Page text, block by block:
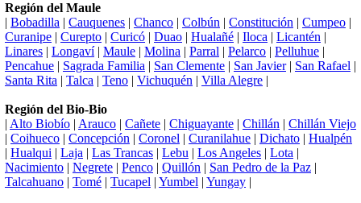
Región del Maule
| Bobadilla | Cauquenes | Chanco | Colbún | Constitución | Cumpeo |
Curanipe | Curepto | Curicó | Duao | Hualañé | Iloca | Licantén |
Linares | Longaví| Maule | Molina | Parral | Pelarco | Pelluhue |
Pencahue | Sagrada Familia | San Clemente | San Javier| San Rafael |
Santa Rita | Talca | Teno | Vichuquén | Villa Alegre |
Región del Bio-Bio
| Alto Biobío | Arauco | Cañete | Chiguayante | Chillán | Chillán Viejo
| Coihueco | Concepción | Coronel | Curanilahue | Dichato | Hualpén
| Hualqui | Laja | Las Trancas | Lebu | Los Angeles | Lota |
Nacimiento | Negrete | Penco | Quillón | San Pedro de la Paz |
Talcahuano | Tomé | Tucapel | Yumbel | Yungay |